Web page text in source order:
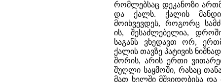
რომლებსაც დეკანოზი
და ქალს. ქალის
მოიხვევდეს, როგორც
ის, შესაძლებელია,
საგანს ვხედავთ ორ,
ქალის თავზე პატივის
შორის, არის ერთი
შუღლი საყმოში, რასაც
მათ ხელში მშვიდობისა